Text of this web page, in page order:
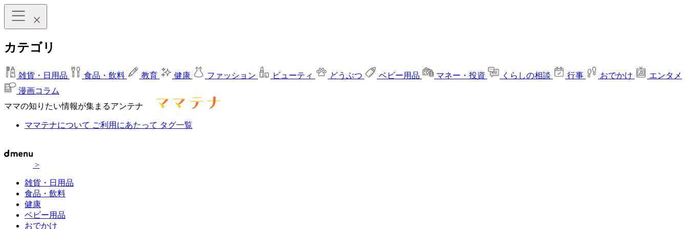
カテゴリ
雑貨・日用品 食品・飲料 教育 健康 ファッション ビューティ どうぶつ ベビー用品 マネー・投資 くらしの相談 行事 おでかけ
エンタメ
漫画コラム
ママの知りたい情報が集まるアンテナ
ママテナについて ご利用にあたって タグ一覧
>
雑貨・日用品
食品・飲料
健康
ベビー用品
おでかけ